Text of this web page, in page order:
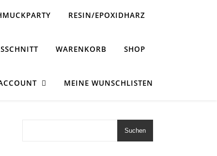
RESIN/EPOXIDHARZ
WARENKORB SHOP
MEINE WUNSCHLISTEN
Suchen